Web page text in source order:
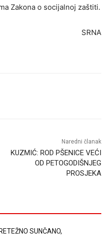
Zakona o socijalnoj zaštiti.
SRNA
Naredni članak
KUZMIĆ: ROD PŠENICE VEĆI
OD PETOGODIŠNJEG
PROSJEKA
SUNČANO,